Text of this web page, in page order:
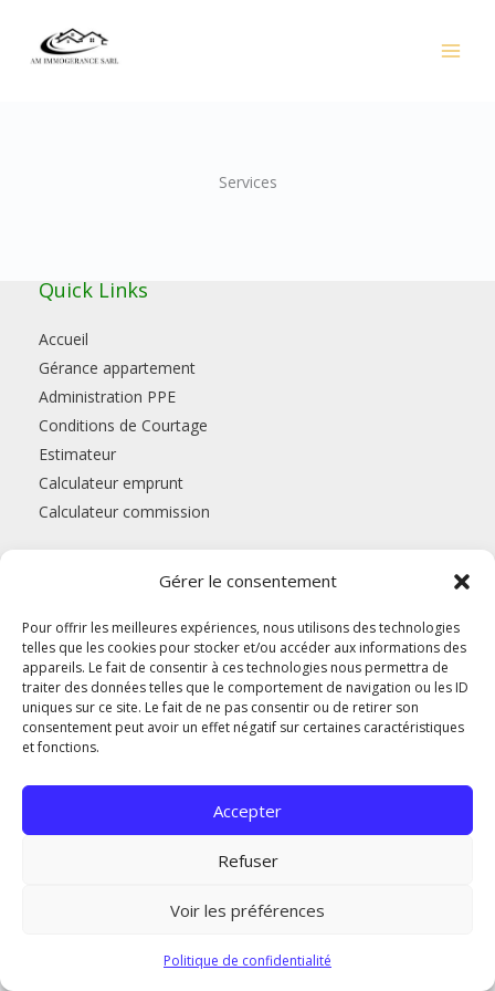
Gérer le consentement
Pour offrir les meilleures expériences, nous utilisons des technologies
telles que les cookies pour stocker et/ou accéder aux informations des
appareils. Le fait de consentir à ces technologies nous permettra de
traiter des données telles que le comportement de navigation ou les ID
uniques sur ce site. Le fait de ne pas consentir ou de retirer son
consentement peut avoir un effet négatif sur certaines caractéristiques
et fonctions.
Accepter
Refuser
Voir les préférences
Politique de confidentialité
contenu
Services
Quick Links
Accueil
Gérance appartement
Administration PPE
Conditions de Courtage
Estimateur
Calculateur emprunt
Calculateur commission
Copyright 2026 / AM Immogérance Sàrl